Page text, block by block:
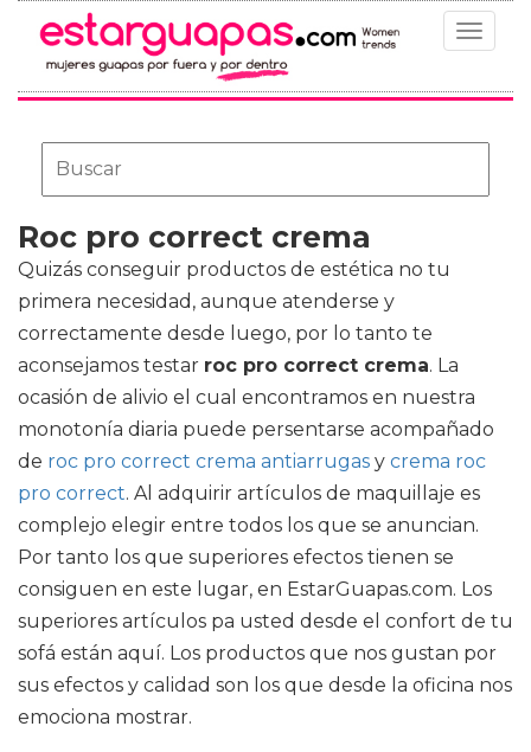
Toggle
Roc pro correct crema
Quizás conseguir productos de estética no tu
primera necesidad, aunque atenderse y
correctamente desde luego, por lo tanto te
aconsejamos testar roc pro correct crema. La
ocasión de alivio el cual encontramos en nuestra
monotonía diaria puede persentarse acompañado
de roc pro correct crema antiarrugas y crema roc
pro correct. Al adquirir artículos de maquillaje es
complejo elegir entre todos los que se anuncian.
Por tanto los que superiores efectos tienen se
consiguen en este lugar, en EstarGuapas.com. Los
superiores artículos pa usted desde el confort de tu
sofá están aquí. Los productos que nos gustan por
sus efectos y calidad son los que desde la oficina nos
emociona mostrar.